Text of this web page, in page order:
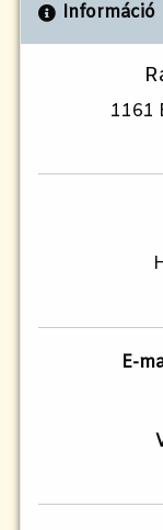
Információ
1161
E-